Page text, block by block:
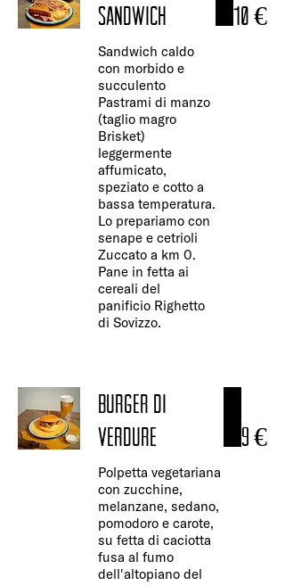
SANDWICH
Sandwich caldo
con morbido e
succulento
Pastrami di manzo
(taglio magro
Brisket)
leggermente
affumicato,
speziato e cotto a
bassa temperatura.
Lo prepariamo con
senape e cetrioli
Zuccato a km 0.
Pane in fetta ai
cereali del
panificio Righetto
di Sovizzo.
10 €
BURGER DI
VERDURE
Polpetta vegetariana
con zucchine,
melanzane, sedano,
pomodoro e carote,
su fetta di caciotta
fusa al fumo
dell'altopiano del
9 €